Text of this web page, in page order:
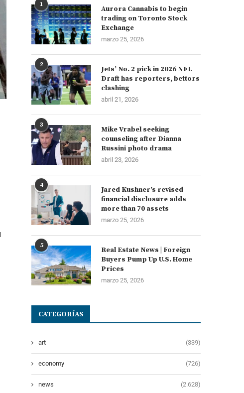
1
Aurora Cannabis to begin
trading on Toronto Stock
Exchange
marzo 25, 2026
2
Jets’ No. 2 pick in 2026 NFL
Draft has reporters, bettors
clashing
abril 21, 2026
3
Mike Vrabel seeking
counseling after Dianna
Russini photo drama
abril 23, 2026
4
Jared Kushner’s revised
financial disclosure adds
more than 70 assets
marzo 25, 2026
5
Real Estate News | Foreign
Buyers Pump Up U.S. Home
Prices
marzo 25, 2026
CATEGORÍAS
art (339)
economy (726)
news (2.628)